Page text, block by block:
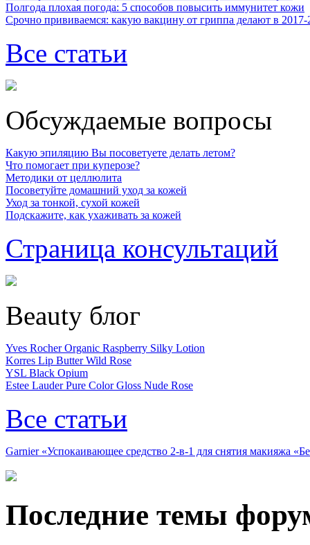
Полгода плохая погода: 5 способов повысить иммунитет кожи
Срочно прививаемся: какую вакцину от гриппа делают в 2017-
Все статьи
Обсуждаемые вопросы
Какую эпиляцию Вы посоветуете делать летом?
Что помогает при куперозе?
Методики от целлюлита
Посоветуйте домашний уход за кожей
Уход за тонкой, сухой кожей
Подскажите, как ухаживать за кожей
Страница консультаций
Beauty блог
Yves Rocher Organic Raspberry Silky Lotion
Korres Lip Butter Wild Rose
YSL Black Opium
Estee Lauder Pure Color Gloss Nude Rose
Все статьи
Garnier «Успокаивающее средство 2-в-1 для снятия макияжа
Последние темы